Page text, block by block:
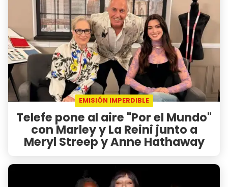
EMISIÓN IMPERDIBLE
Telefe pone al aire "Por el Mundo"
con Marley y La Reini junto a
Meryl Streep y Anne Hathaway